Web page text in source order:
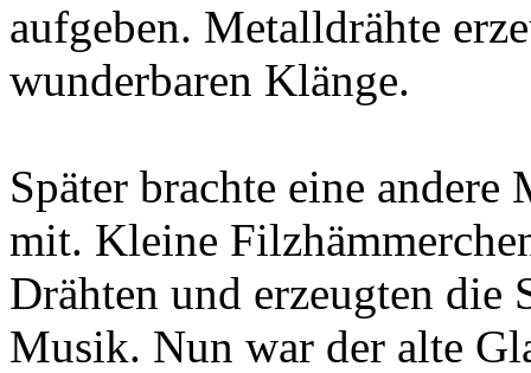
aufgeben. Metalldrähte
wunderbaren Klänge.
Später brachte eine andere
mit. Kleine
Drähten und erzeugten die
Musik. Nun war der alte